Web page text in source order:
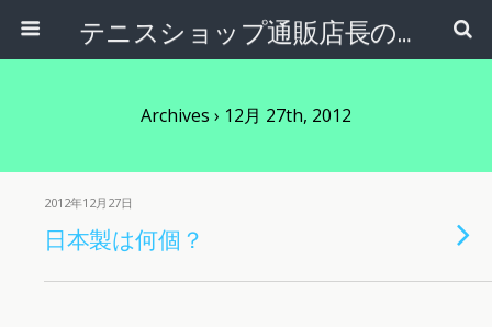
テニスショップ通販店長のブログ＠テニスショップLAFINO 西山克久
Archives › 12月 27th, 2012
2012年12月27日
日本製は何個？